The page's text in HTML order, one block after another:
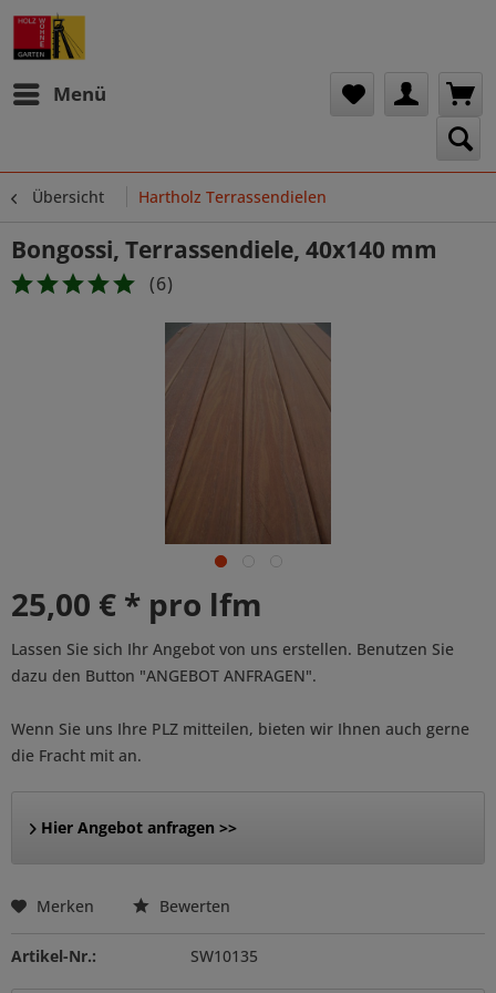
Menü
Übersicht Hartholz Terrassendielen
Bongossi, Terrassendiele, 40x140 mm
(6)
25,00 € * pro lfm
Lassen Sie sich Ihr Angebot von uns erstellen. Benutzen Sie
dazu den Button "ANGEBOT ANFRAGEN".
Wenn Sie uns Ihre PLZ mitteilen, bieten wir Ihnen auch gerne
die Fracht mit an.
Hier Angebot anfragen >>
Merken Bewerten
Artikel-Nr.: SW10135